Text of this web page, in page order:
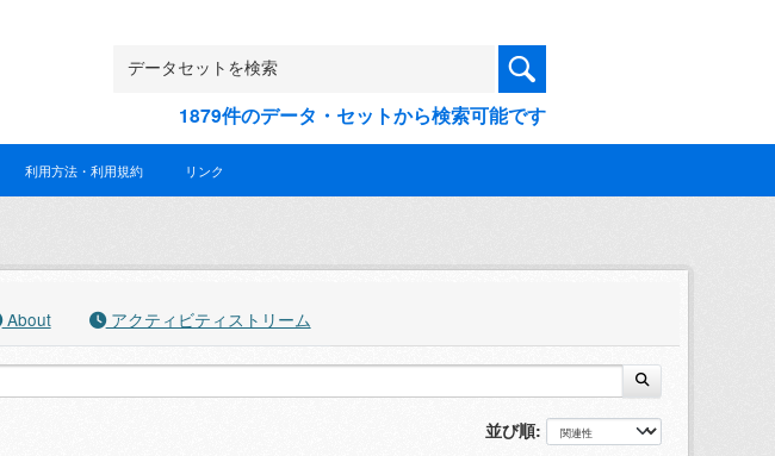
1879件のデータ・セットから検索可能です
利用方法・利用規約 リンク
About アクティビティストリーム
並び順